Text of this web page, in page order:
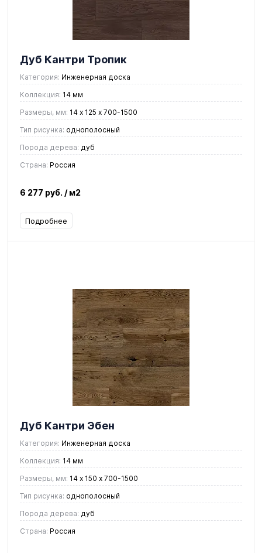
Дуб Кантри Тропик
Категория: Инженерная доска
Коллекция: 14 мм
Размеры, мм: 14 х 125 х 700-1500
Тип рисунка: однополосный
Порода дерева: дуб
Страна: Россия
6 277 руб. / м2
Подробнее
Дуб Кантри Эбен
Категория: Инженерная доска
Коллекция: 14 мм
Размеры, мм: 14 х 150 х 700-1500
Тип рисунка: однополосный
Порода дерева: дуб
Страна: Россия